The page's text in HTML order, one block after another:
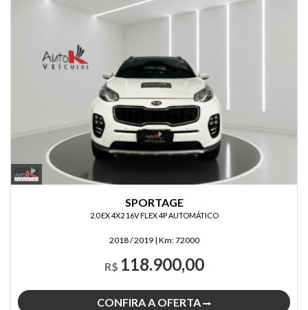
SPORTAGE
2.0 EX 4X2 16V FLEX 4P AUTOMÁTICO
2018 / 2019 | Km:72000
R$ 118.900,00
CONFIRA A OFERTA